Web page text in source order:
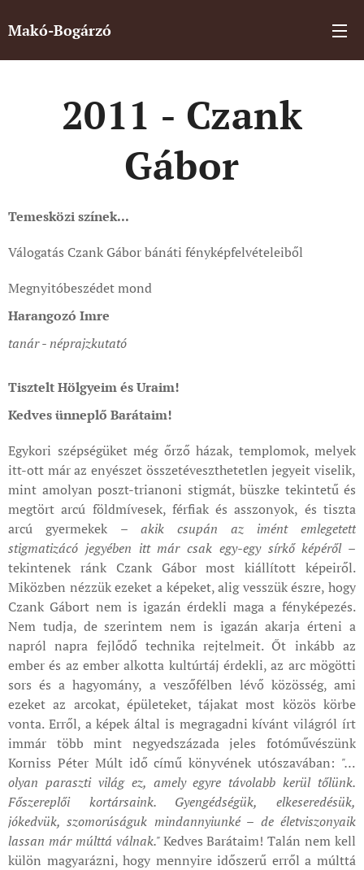
Makó-Bogárzó
2011 - Czank
Gábor
Temesközi színek...
Válogatás Czank Gábor bánáti fényképfelvételeiből
Megnyitóbeszédet mond
Harangozó Imre
tanár - néprajzkutató
Tisztelt Hölgyeim és Uraim!
Kedves ünneplő Barátaim!
Egykori szépségüket még őrző házak, templomok, melyek
itt-ott már az enyészet összetéveszthetetlen jegyeit viselik,
mint amolyan poszt-trianoni stigmát, büszke tekintetű és
megtört arcú földmívesek, férfiak és asszonyok, és tiszta
arcú gyermekek – akik csupán az imént emlegetett
stigmatizácó jegyében itt már csak egy-egy sírkő képéről –
tekintenek ránk Czank Gábor most kiállított képeiről.
Miközben nézzük ezeket a képeket, alig vesszük észre, hogy
Czank Gábort nem is igazán érdekli maga a fényképezés.
Nem tudja, de szerintem nem is igazán akarja érteni a
napról napra fejlődő technika rejtelmeit. Őt inkább az
ember és az ember alkotta kultúrtáj érdekli, az arc mögötti
sors és a hagyomány, a veszőfélben lévő közösség, ami
ezeket az arcokat, épületeket, tájakat most közös körbe
vonta. Erről, a képek által is megragadni kívánt világról írt
immár több mint negyedszázada jeles fotóművészünk
Korniss Péter Múlt idő című könyvének utószavában: "…
olyan paraszti világ ez, amely egyre távolabb kerül tőlünk.
Főszereplői kortársaink. Gyengédségük, elkeseredésük,
jókedvük, szomorúságuk mindannyiunké – de életviszonyaik
lassan már múlttá válnak."Kedves Barátaim! Talán nem kell
külön magyarázni, hogy mennyire időszerű erről a múlttá